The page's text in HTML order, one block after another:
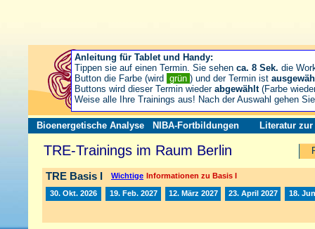
Bioenergetische Analyse NIBA-Fortbildungen Literatur zur
TRE-Trainings im Raum Berlin
TRE Basis I Wichtige Informationen zu Basis I
30. Okt. 2026 19. Feb. 2027 12. März 2027 23. April 2027 18.
Anleitung für Tablet und Handy:
Tippen sie auf einen Termin. Sie sehen ca. 8 Sek. die
Button die Farbe (wird grün ) und der Termin ist
Buttons wird dieser Termin wieder abgewählt(Farbe
Weise alle Ihre Trainings aus! Nach der Auswahl gehen